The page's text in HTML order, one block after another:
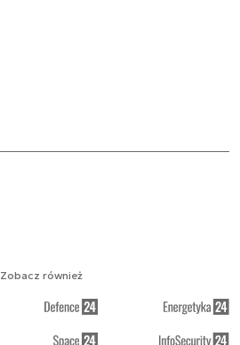
Zobacz również